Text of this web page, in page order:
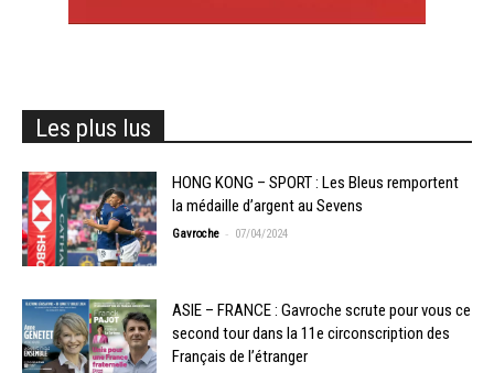
Les plus lus
HONG KONG – SPORT : Les Bleus remportent
la médaille d’argent au Sevens
Gavroche - 07/04/2024
ASIE – FRANCE : Gavroche scrute pour vous ce
second tour dans la 11e circonscription des
Français de l’étranger